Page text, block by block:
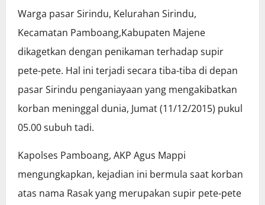
Warga pasar Sirindu, Kelurahan Sirindu,
Kecamatan Pamboang,Kabupaten Majene
dikagetkan dengan penikaman terhadap supir
pete-pete. Hal ini terjadi secara tiba-tiba di depan
pasar Sirindu penganiayaan yang mengakibatkan
korban meninggal dunia, Jumat (11/12/2015) pukul
05.00 subuh tadi.
Kapolses Pamboang, AKP Agus Mappi
mengungkapkan, kejadian ini bermula saat korban
atas nama Rasak yang merupakan supir pete-pete